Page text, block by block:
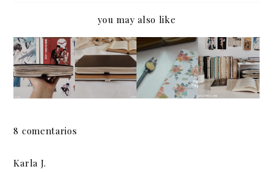
you may also like
¡Termin
é otro
journal!
Journal
planner
Estos
días:
journali
ng
Hola,
soy yo
de
nuevo
8 comentarios
Karla J.